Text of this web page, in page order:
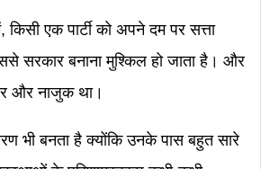
किसी एक पार्टी को अपने दम पर सत्ता
सरकार बनाना मुश्किल हो जाता है। और
और नाजुक था।
भी बनता है क्योंकि उनके पास बहुत सारे